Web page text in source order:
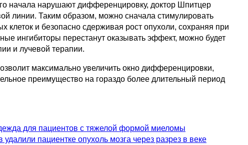
начала нарушают дифференцировку, доктор Шпитцер
линии. Таким образом, можно сначала стимулировать
и безопасно сдерживая рост опухоли, сохраняя при
ингибиторы перестанут оказывать эффект, можно будет
и лучевой терапии.
максимально увеличить окно дифференцировки,
преимущество на гораздо более длительный период
для пациентов с тяжелой формой миеломы
пациентке опухоль мозга через разрез в веке